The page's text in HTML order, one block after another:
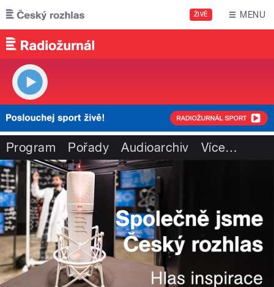
Přejít k hlavnímu obsahu
ŽIVĚ MENU
Program Pořady Audioarchiv Více…